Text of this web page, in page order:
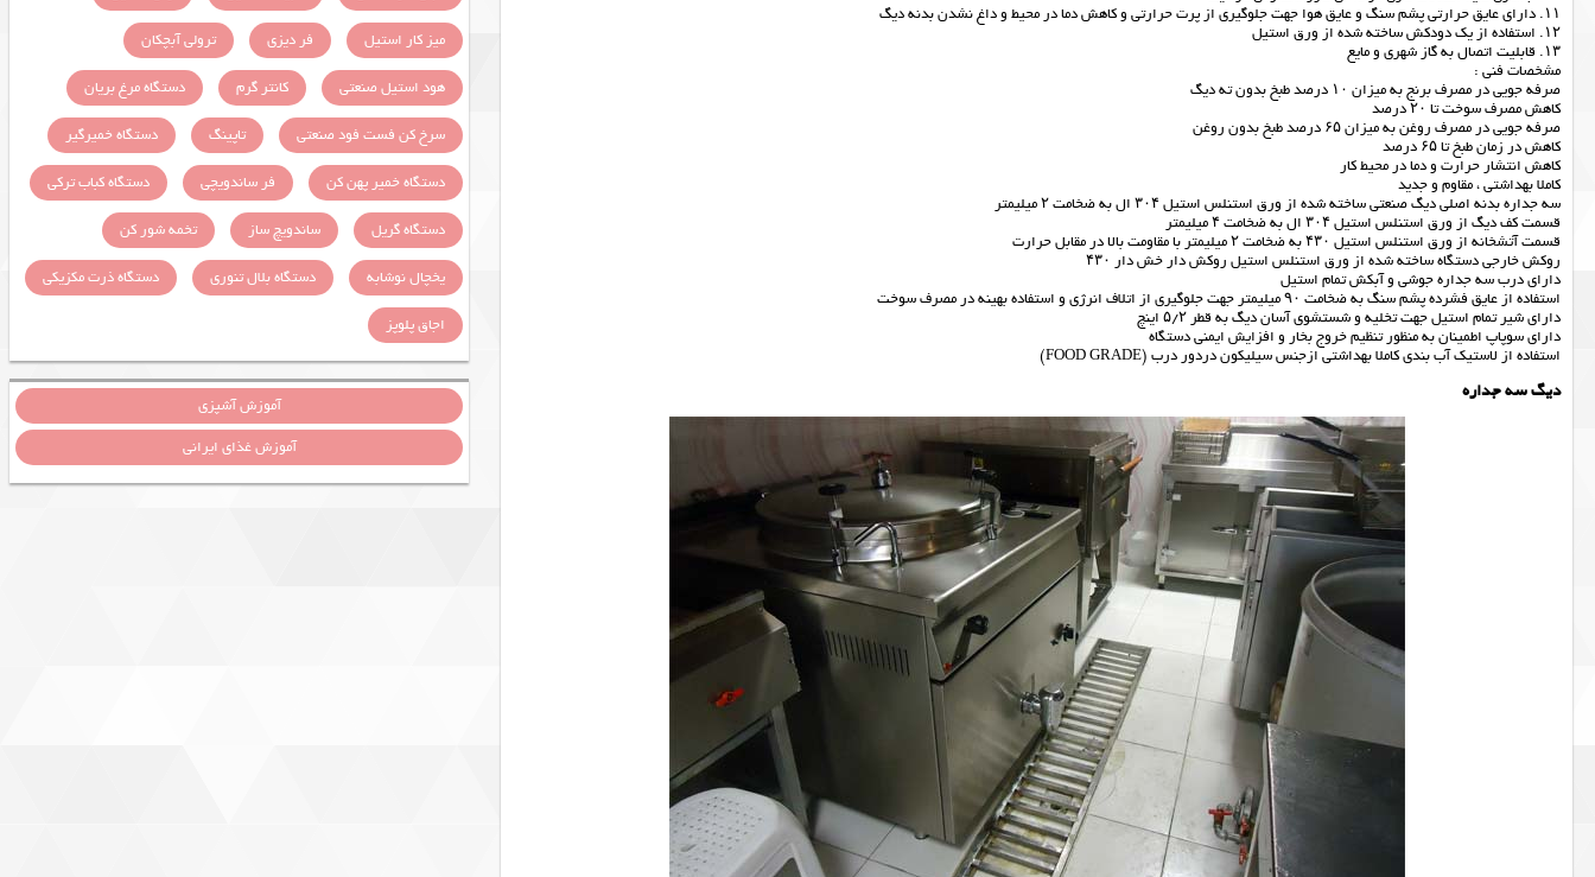
۱۱. دارای عایق حرارتی پشم سنگ و عایق هوا جهت جلوگیری از پرت حرارتی و کاهش دما در محیط و داغ نشدن بدنه دیگ
۱۲. استفاده از یک دودکش ساخته شده از ورق استیل
۱۳. قابلیت اتصال به گاز شهری و مایع
مشخصات فنی :
صرفه جویی در مصرف برنج به میزان ۱۰ درصد طبخ بدون ته دیگ
کاهش مصرف سوخت تا ۲۰ درصد
صرفه جویی در مصرف روغن به میزان ۶۵ درصد طبخ بدون روغن
کاهش در زمان طبخ تا ۶۵ درصد
کاهش انتشار حرارت و دما در محیط کار
کاملا بهداشتی ، مقاوم و جدید
سه جداره بدنه اصلي دیگ صنعتی ساخته شده از ورق استنلس استيل ۳۰۴ ال به ضخامت ۲ ميليمتر
قسمت كف ديگ از ورق استنلس استيل ۳۰۴ ال به ضخامت ۴ ميليمتر
قسمت آتشخانه از ورق استنلس استيل ۴۳۰ به ضخامت ۲ ميليمتر با مقاومت بالا در مقابل حرارت
روكش خارجي دستگاه ساخته شده از ورق استنلس استيل روكش دار خش دار ۴۳۰
داراي درب سه جداره جوشي و آبكش تمام استيل
استفاده از عايق فشرده پشم سنگ به ضخامت ۹۰ ميليمتر جهت جلوگيري از اتلاف انرژي و استفاده بهينه در مصرف سوخت
داراي شير تمام استيل جهت تخليه و شستشوي آسان ديگ به قطر ۵/۲ اينچ
داراي سوپاپ اطمينان به منظور تنظيم خروج بخار و افزايش ايمني دستگاه
استفاده از لاستيک آب بندی کاملا بهداشتی ازجنس سيليکون دردور درب (FOOD GRADE)
دیگ سه جداره
میز کار استیل
فر دیزی
ترولی آبچکان
هود استیل صنعتی
کانتر گرم
دستگاه مرغ بریان
سرخ کن فست فود صنعتی
تاپینگ
دستگاه خمیرگیر
دستگاه خمیر پهن کن
فر ساندویچی
دستگاه کباب ترکی
دستگاه گریل
ساندویچ ساز
تخمه شور کن
یخچال نوشابه
دستگاه بلال تنوری
دستگاه ذرت مکزیکی
اجاق پلوپز
آموزش آشپزی
آموزش غذای ایرانی